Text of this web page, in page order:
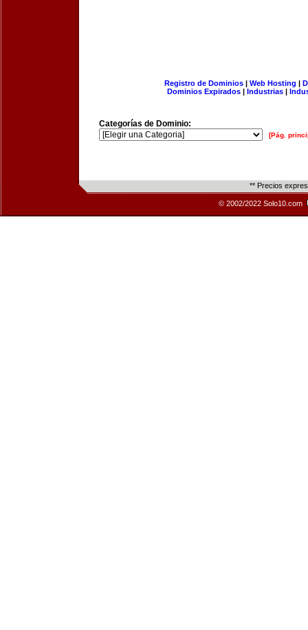
Registro de Dominios| Web Hosting |
Dominios Expirados | Industrias |
Categorías de Dominio:
[Pág.
** Precios
© 2002/2022 Solo10.com